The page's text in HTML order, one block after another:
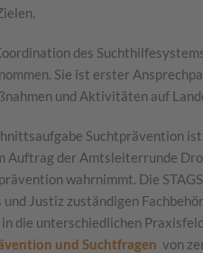
des
Sie ist erster
und Aktivitäten auf
Suchtprävention
Auftrag der Amtsleiterrunde
wahrnimmt. Die
und Justiz zuständigen
die unterschiedlichen
und Suchtfragen von